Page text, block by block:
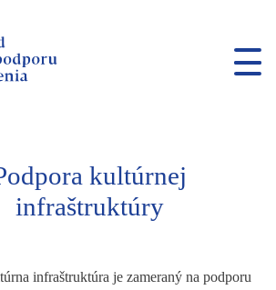
kultúrnej
infraštruktúry
infraštruktúra je zameraný na podporu